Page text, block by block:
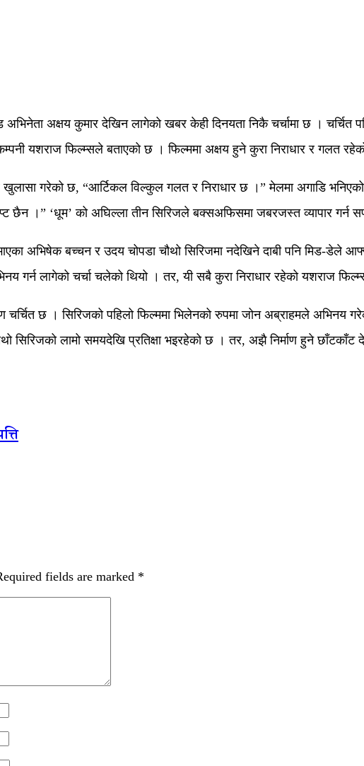
अक्षय कुमार देखिन लागेको खबर केही दिनयता निकै चर्चामा छ । चर्चित
यशराज फिल्म्सले बताएको छ । फिल्ममा अक्षय हुने कुरा निराधार र गलत
गरेको छ, “आर्टिकल विल्कुल गलत र निराधार छ ।” मेलमा अगाडि
छैन ।” ‘धूम’ को अघिल्ला तीन सिरिजले बक्सअफिसमा जबरजस्त व्यापार गर्न
अभिषेक बच्चन र उदय चोपडा चौथो सिरिजमा नदेखिने दाबी पनि मिड-डेले
गर्न लागेको चर्चा चलेको थियो । तर, यी सबै कुरा निराधार रहेको यशराज
छ । सिरिजको पहिलो फिल्ममा भिलेनको रुपमा जोन अब्राहमले अभिनय
सिरिजको लामो समयदेखि प्रतिक्षा भइरहेको छ । तर, अझै निर्माण हुने छाँटकाँट
fields are marked *